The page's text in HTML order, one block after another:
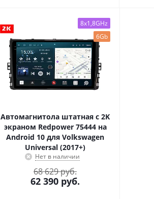
8x1,8GHz
6Gb
Автомагнитола штатная с 2K
экраном Redpower 75444 на
Android 10 для Volkswagen
Universal (2017+)
Нет в наличии
68 629 руб.
62 390 руб.